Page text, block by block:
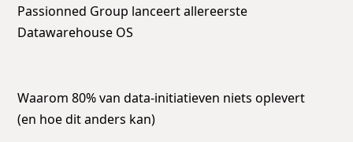
Passionned Group lanceert allereerste
Datawarehouse OS
Waarom 80% van data-initiatieven niets oplevert
(en hoe dit anders kan)